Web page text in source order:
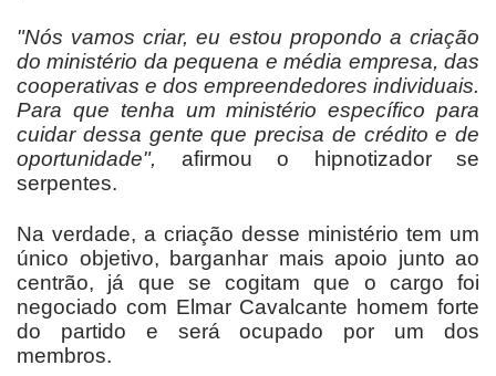
"Nós vamos criar, eu estou propondo a criação
do ministério da pequena e média empresa, das
cooperativas e dos empreendedores individuais.
Para que tenha um ministério específico para
cuidar dessa gente que precisa de crédito e de
oportunidade", afirmou o hipnotizador se
serpentes.
Na verdade, a criação desse ministério tem um
único objetivo, barganhar mais apoio junto ao
centrão, já que se cogitam que o cargo foi
negociado com Elmar Cavalcante homem forte
do partido e será ocupado por um dos
membros.